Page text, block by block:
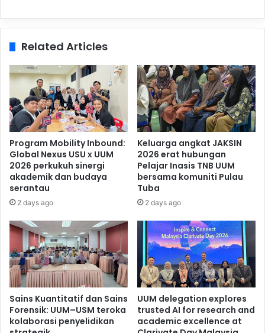
Related Articles
Program Mobility Inbound:
Global Nexus USU x UUM
2026 perkukuh sinergi
akademik dan budaya
serantau
2 days ago
Keluarga angkat JAKSIN
2026 erat hubungan
Pelajar Inasis TNB UUM
bersama komuniti Pulau
Tuba
2 days ago
Sains Kuantitatif dan Sains
Forensik: UUM–USM teroka
kolaborasi penyelidikan
UUM delegation explores
trusted AI for research and
academic excellence at